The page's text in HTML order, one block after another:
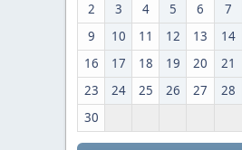
2
3 4 5 6 7
9
10 11 12 13 14
16
17 18 19 20 21
23
24 25 26 27 28
30